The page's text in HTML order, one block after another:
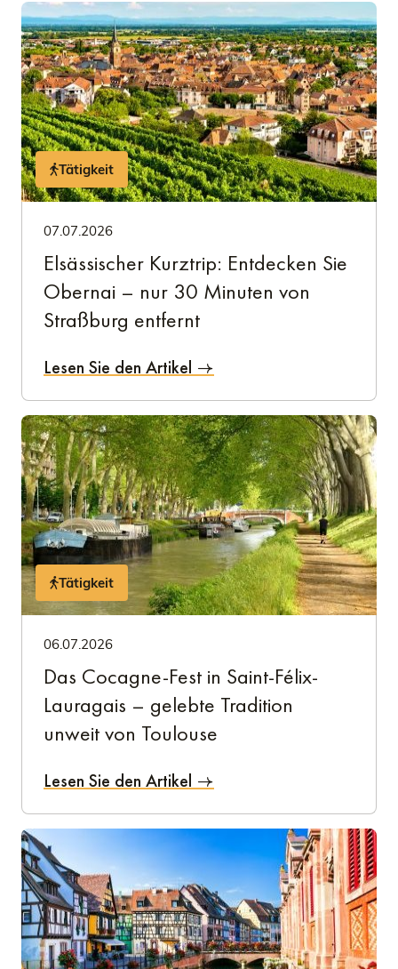
Tätigkeit
07.07.2026
Elsässischer Kurztrip: Entdecken Sie
Obernai – nur 30 Minuten von
Straßburg entfernt
Lesen Sie den Artikel
Tätigkeit
06.07.2026
Das Cocagne-Fest in Saint-Félix-
Lauragais – gelebte Tradition
unweit von Toulouse
Lesen Sie den Artikel